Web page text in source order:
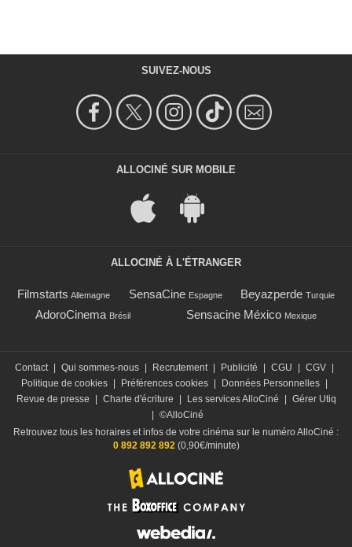
SUIVEZ-NOUS
ALLOCINÉ SUR MOBILE
ALLOCINÉ À L'ÉTRANGER
Filmstarts Allemagne SensaCine Espagne Beyazperde Turquie
AdoroCinema Brésil Sensacine México Mexique
Contact Qui sommes-nous Recrutement Publicité CGU CGV
Politique de cookies
Préférences cookies Données Personnelles
Revue de presse
Charte d'écriture Les services AlloCiné
Gérer Utiq
©AlloCiné
Retrouvez tous les horaires et infos de votre cinéma sur le numéro AlloCiné :
0 892 892 892(0,90€/minute)